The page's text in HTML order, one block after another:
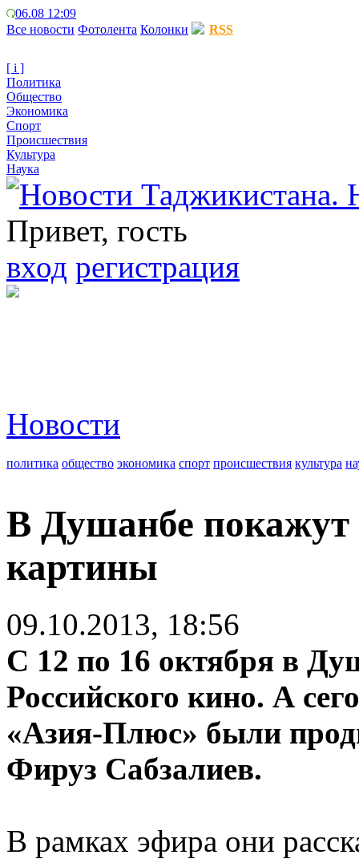
06.08 12:09
Все новости Фотолента Колонки RSS
[ i ]
Политика
Общество
Экономика
Спорт
Происшествия
Культура
Наука
Привет, гость
вход регистрация
Новости
политика общество экономика спорт происшествия культура
В Душанбе покажут
картины
09.10.2013, 18:56
С 12 по 16 октября в
Российского кино. А
«Азия-Плюс» были
Фируз Сабзалиев.
В рамках эфира они